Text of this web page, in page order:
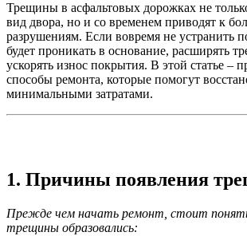
Трещины в асфальтовых дорожках не
вид двора, но и со временем приводят к
разрушениям. Если вовремя не устранить
будет проникать в основание, расширять
ускорять износ покрытия. В этой статье –
способы ремонта, которые помогут
минимальными затратами.
1. Причины появления
Прежде чем начать ремонт, стоит
трещины образовались: